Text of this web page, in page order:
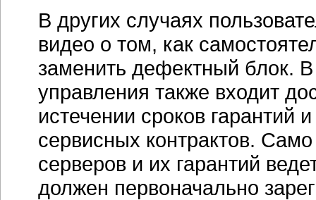
В других случаях
видео о том, как
заменить дефектный блок.
управления также входит
истечении сроков гарантий
сервисных контрактов.
серверов и их гарантий
должен первоначально